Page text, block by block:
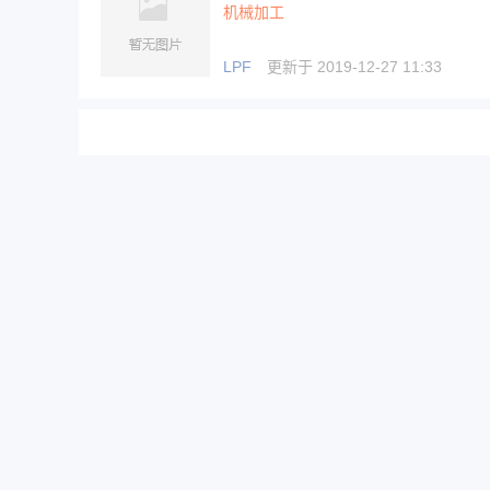
机械加工
LPF 更新于 2019-12-27 11:33